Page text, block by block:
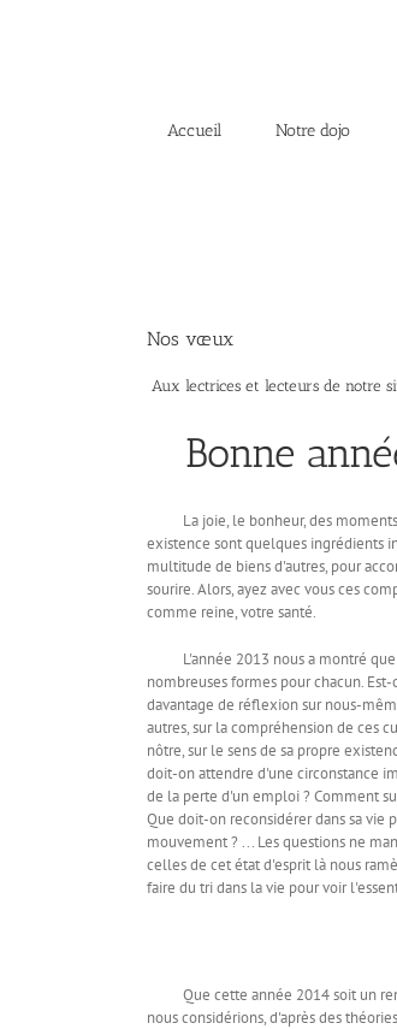
Accueil Notre dojo
Nos vœux
Aux lectrices et lecteurs de notre
Bonne
La joie, le bonheur, des moments
existence sont quelques ingrédients
multitude de biens d'autres, pour
sourire. Alors, ayez avec vous ces
comme reine, votre santé.
L'année 2013 nous a montré que
nombreuses formes pour chacun.
davantage de réflexion sur nous-
autres, sur la compréhension de ces
nôtre, sur le sens de sa propre
doit-on attendre d'une circonstance
de la perte d'un emploi ? Comment
Que doit-on reconsidérer dans sa vie
mouvement ? ... Les questions ne
celles de cet état d'esprit là nous
faire du tri dans la vie pour voir
Que cette année 2014 soit un
nous considérions, d'après des